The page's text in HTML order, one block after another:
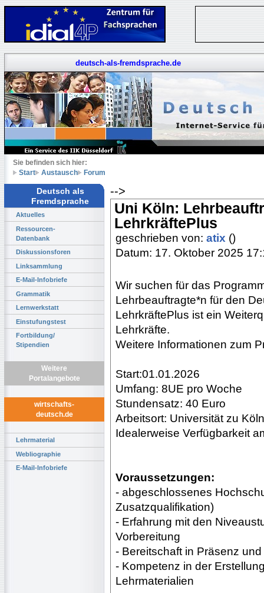
deutsch-als-fremdsprache.de
Sie befinden sich hier:
Start
Austausch Forum
Deutsch als
Fremdsprache
Aktuelles
Ressourcen-
Datenbank
Diskussionsforen
Linksammlung
E-Mail-Infobriefe
Grammatik
Lernwerkstatt
Einstufungstest
Fortbildung/
Stipendien
Weitere
Portalangebote
wirtschafts-
deutsch.de
Lehrmaterial
Webliographie
E-Mail-Infobriefe
-->
Uni Köln:
LehrkräftePlus
geschrieben von: atix ()
Datum: 17. Oktober 2025
Wir suchen für das
Lehrbeauftragte*n für den
LehrkräftePlus ist ein
Lehrkräfte.
Weitere Informationen zum
Start:01.01.2026
Umfang: 8UE pro Woche
Stundensatz: 40 Euro
Arbeitsort: Universität zu Köln
Idealerweise Verfügbarkeit
Voraussetzungen:
- abgeschlossenes
Zusatzqualifikation)
- Erfahrung mit den
Vorbereitung
- Bereitschaft in Präsenz
- Kompetenz in der
Lehrmaterialien